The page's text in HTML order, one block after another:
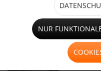
kleines Fenster (bis 1,25m²)
+ 122,88 CHF
großes
+ 166,40
NUR